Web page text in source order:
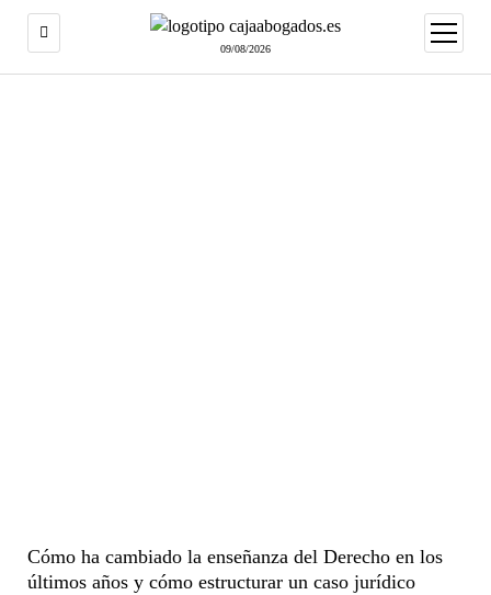
09/08/2026
abrir
menú
Cómo ha cambiado la enseñanza del Derecho en los
últimos años y cómo estructurar un caso jurídico